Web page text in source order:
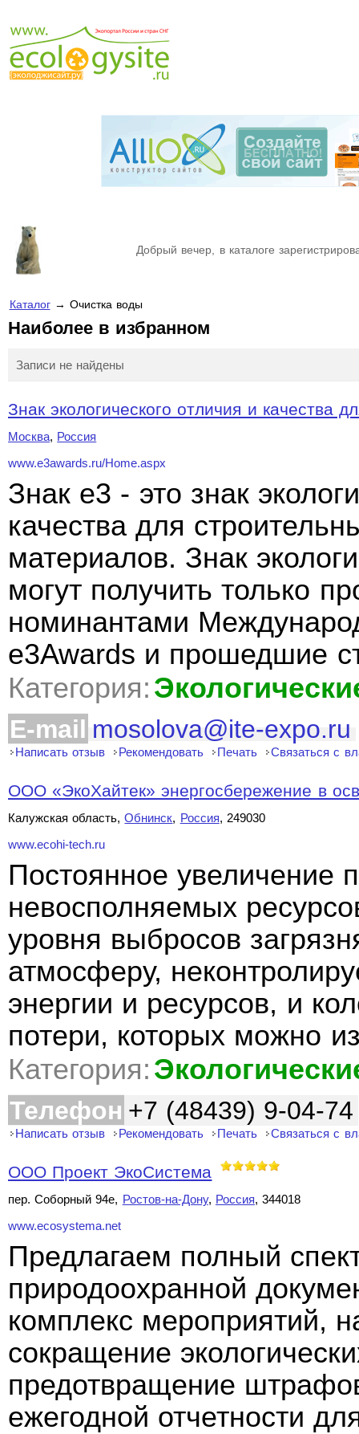
Добрый вечер, в каталоге
Каталог→ Очистка воды
Наиболее в избранном
Записи не найдены
Знак экологического отличия и качества
Москва, Россия
www.e3awards.ru/Home.aspx
Знак e3 - это знак
качества для
материалов. Знак
могут получить только
номинантами
e3Awards и прошедшие
Категория:
E-mail mosolova@ite-expo.ru
Написать отзыв Рекомендовать Печать Связаться с
ООО «ЭкоХайтек» энергосбережение в
Калужская область,Обнинск, Россия, 249030
www.ecohi-tech.ru
Постоянное увеличение
невосполняемых
уровня выбросов
атмосферу,
энергии и ресурсов, и
потери, которых можно
Категория:
Телефон +7 (48439) 9-04-74
Написать отзыв Рекомендовать Печать Связаться с
ООО Проект ЭкоСистема
пер. Соборный 94е, Ростов-на-Дону, Россия, 344018
www.ecosystema.net
Предлагаем полный
природоохранной
комплекс мероприятий,
сокращение
предотвращение
ежегодной отчетности